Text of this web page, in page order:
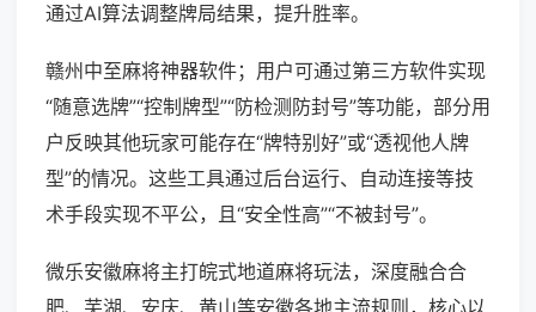
通过AI算法调整牌局结果，提升胜率。
赣州中至麻将神器软件；用户可通过第三方软件实现
“随意选牌”“控制牌型”“防检测防封号”等功能，部分用
户反映其他玩家可能存在“牌特别好”或“透视他人牌
型”的情况。这些工具通过后台运行、自动连接等技
术手段实现不平公，且“安全性高”“不被封号”。
微乐安徽麻将主打皖式地道麻将玩法，深度融合合